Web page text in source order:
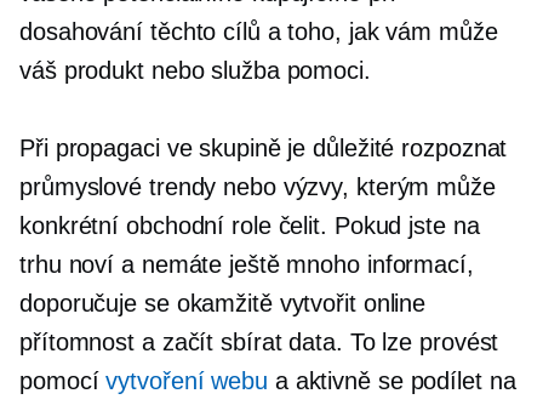
dosahování těchto cílů a toho, jak vám může
váš produkt nebo služba pomoci.
Při propagaci ve skupině je důležité rozpoznat
průmyslové trendy nebo výzvy, kterým může
konkrétní obchodní role čelit. Pokud jste na
trhu noví a nemáte ještě mnoho informací,
doporučuje se okamžitě vytvořit online
přítomnost a začít sbírat data. To lze provést
pomocívytvoření webu a aktivně se podílet na